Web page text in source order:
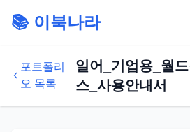
📚 이북나라
포트폴리
오 목록
일어_기업용_월
스_사용안내서